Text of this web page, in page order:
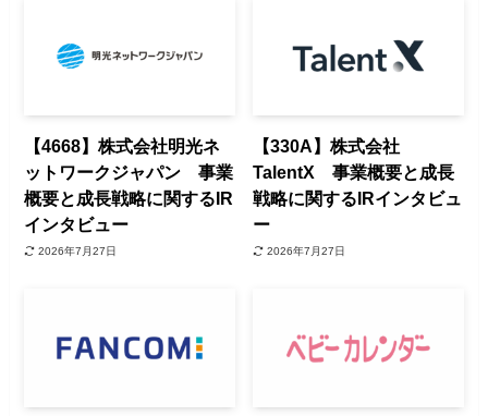
【4668】株式会社明光ネ
ットワークジャパン 事業
概要と成長戦略に関するIR
インタビュー
2026年7月27日
【330A】株式会社
TalentX 事業概要と成長
戦略に関するIRインタビュ
ー
2026年7月27日